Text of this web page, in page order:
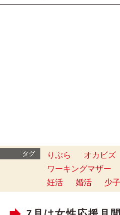
タグ りぶら オカビズ
ワーキングマザー
妊活
婚活 少